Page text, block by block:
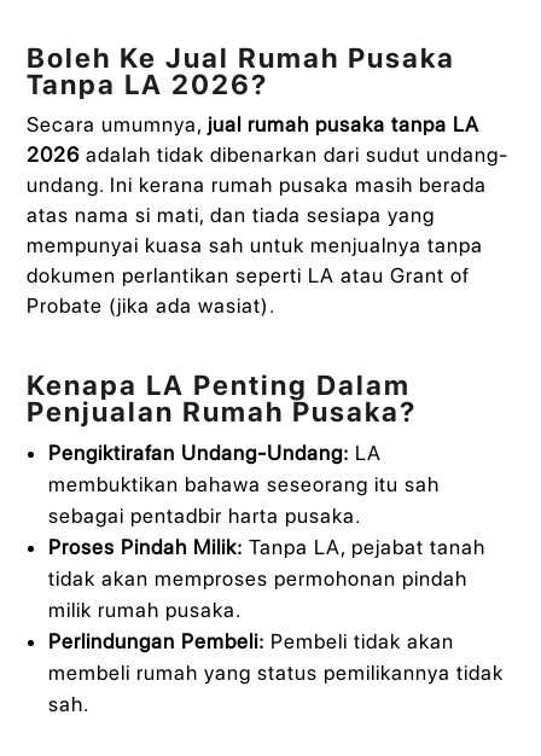
Boleh Ke Jual Rumah Pusaka
Tanpa LA 2026?
Secara umumnya, jual rumah pusaka tanpa LA
2026 adalah tidak dibenarkan dari sudut undang-
undang. Ini kerana rumah pusaka masih berada
atas nama si mati, dan tiada sesiapa yang
mempunyai kuasa sah untuk menjualnya tanpa
dokumen perlantikan seperti LA atau Grant of
Probate (jika ada wasiat).
Kenapa LA Penting Dalam
Penjualan Rumah Pusaka?
Pengiktirafan Undang-Undang: LA
membuktikan bahawa seseorang itu sah
sebagai pentadbir harta pusaka.
Proses Pindah Milik: Tanpa LA, pejabat tanah
tidak akan memproses permohonan pindah
milik rumah pusaka.
Perlindungan Pembeli: Pembeli tidak akan
membeli rumah yang status pemilikannya tidak
sah.